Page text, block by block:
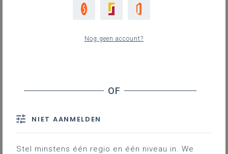
Raadpleeg via de leerplantool of download de
Nog geen account?
NIET AANMELDEN
Stel minstens één regio en één niveau in. We